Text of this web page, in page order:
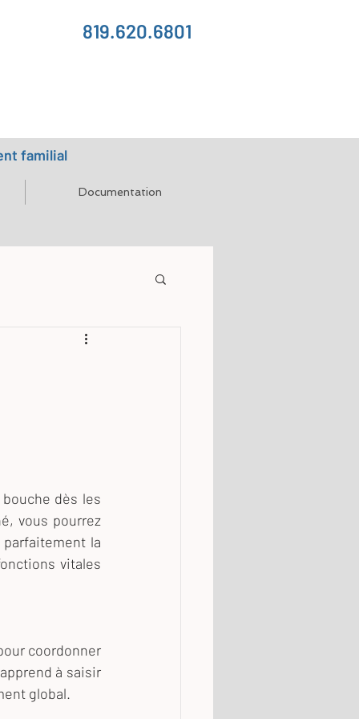
819.620.6801
familial
Documentation
dès les
vous pourrez
parfaitement la
vitales
coordonner
à saisir
global.